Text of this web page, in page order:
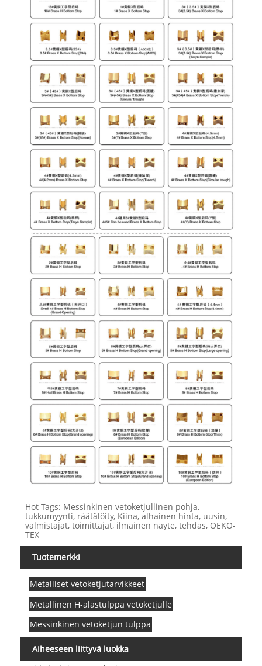
Hot Tags: Messinkinen vetoketjullinen pohja,
tukkumyynti, räätälöity, Kiina, alhainen hinta, uusin,
valmistajat, toimittajat, ilmainen näyte, tehdas, OEKO-
TEX
Tuotemerkki
Metalliset vetoketjutarvikkeet
Metallinen H-alastulppa vetoketjulle
Messinkinen vetoketjun tulppa
Aiheeseen liittyvä luokka